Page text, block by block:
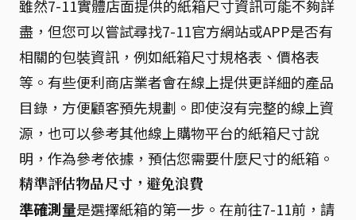
雖然7-11實體店面提供的紙箱尺寸資訊可能不夠詳
盡，但您可以嘗試尋找7-11官方網站或APP是否有
相關的包裝資訊，例如紙箱尺寸規格表、價格表
等。有些便利商店業者會在線上提供更詳細的產品
目錄，方便顧客預先規劃。即使沒有完整的線上資
源，也可以參考其他線上購物平台的紙箱尺寸說
明，作為參考依據，預估您需要什麼尺寸的紙箱。
精準評估物品尺寸，避免浪費
準確測量是選擇紙箱的第一步。在前往7-11前，請